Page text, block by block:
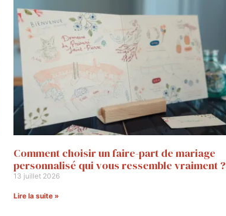
Comment choisir un faire-part de mariage
personnalisé qui vous ressemble vraiment ?
13 juillet 2026
Lire la suite »